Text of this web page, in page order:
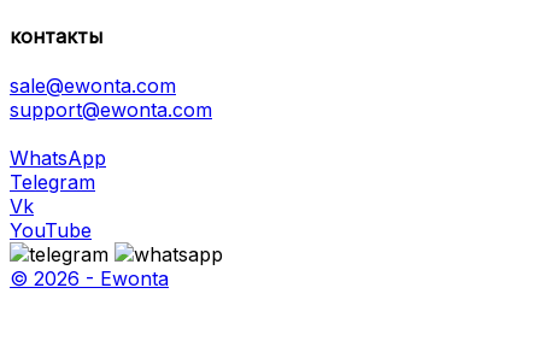
контакты
sale@ewonta.com
support@ewonta.com
WhatsApp
Telegram
Vk
YouTube
© 2026 - Ewonta